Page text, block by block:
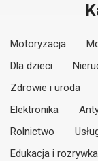
Motoryzacja
Dla dzieci
Zdrowie i uroda
Elektronika
Rolnictwo
Edukacja i rozrywka